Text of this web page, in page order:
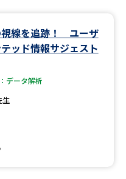
視線を追跡！ ユーザ
ッド情報サジェスト
データ解析
生